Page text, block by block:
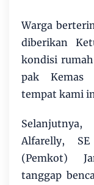
Warga
diberikan
kondisi
pak Kemas
tempat kami
Alfarelly,
(Pemkot)
tanggap